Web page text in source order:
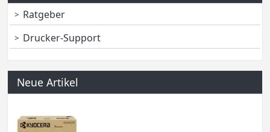
Ratgeber
Drucker-Support
Neue Artikel